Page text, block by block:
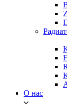
О нас